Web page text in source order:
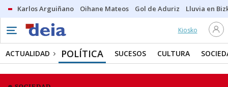
Karlos Arguiñano Oihane Mateos Gol de Aduriz Lluvia en
Kiosko
ACTUALIDAD POLÍTICA SUCESOS CULTURA